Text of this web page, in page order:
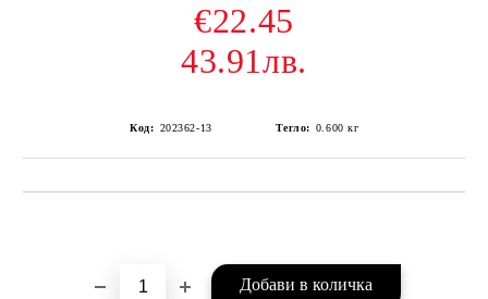
€22.45
43.91лв.
Код: 202362-13 Тегло: 0.600 кг